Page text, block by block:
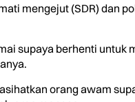
mengejut (SDR) dan
supaya berhenti untuk
orang awam